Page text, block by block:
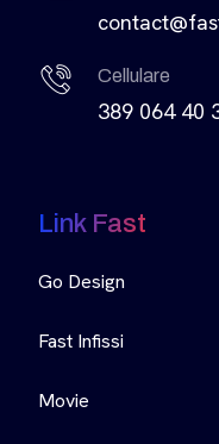
Cellulare
389 064 40
Link Fast
Go Design
Fast Infissi
Movie